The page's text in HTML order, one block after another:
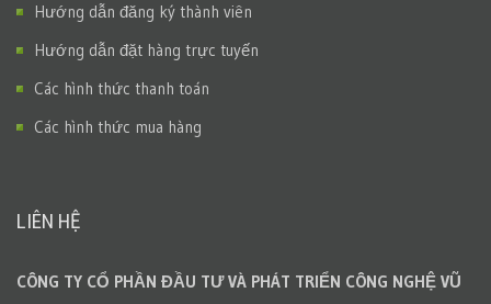
Hướng dẫn đăng ký thành viên
Hướng dẫn đặt hàng trực tuyến
Các hình thức thanh toán
Các hình thức mua hàng
LIÊN HỆ
CÔNG TY CỔ PHẦN ĐẦU TƯ VÀ PHÁT TRIỂN CÔNG NGHỆ VŨ